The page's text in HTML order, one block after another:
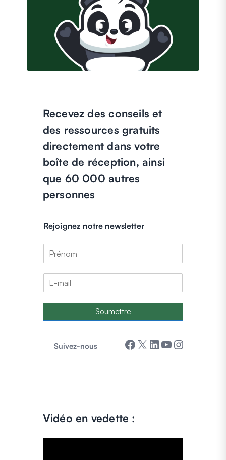
Recevez des conseils et
des ressources gratuits
directement dans votre
boîte de réception, ainsi
que 60 000 autres
personnes
Rejoignez notre newsletter
Soumettre
Suivez-nous Facebook X LinkedIn YouTube Instagram
Vidéo en vedette :